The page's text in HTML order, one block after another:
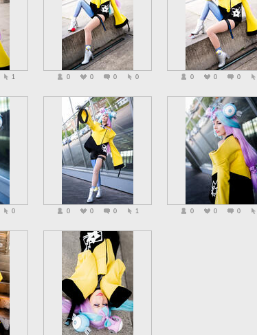
1 0 0 0 0 0 0 0
0 0 0 0 1 0 0 0